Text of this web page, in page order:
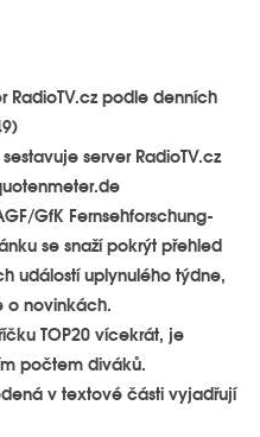
RadioTV.cz podle denních
server RadioTV.cz
GfK Fernsehforschung-
se snaží pokrýt přehled
událostí uplynulého týdne,
o novinkách.
TOP20 vícekrát, je
počtem diváků.
v textové části vyjadřují